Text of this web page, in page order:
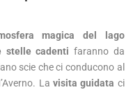
magica del lago
stelle cadenti faranno da
scie che ci conducono al
La visita guidata ci